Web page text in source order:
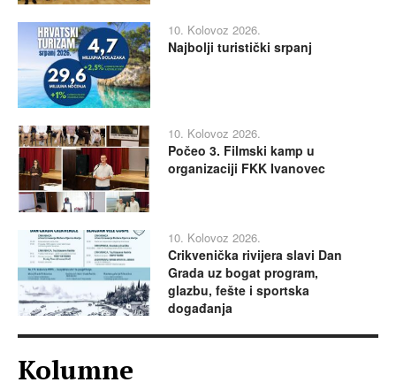
10. Kolovoz 2026.
Najbolji turistički srpanj
10. Kolovoz 2026.
Počeo 3. Filmski kamp u
organizaciji FKK Ivanovec
10. Kolovoz 2026.
Crikvenička rivijera slavi Dan
Grada uz bogat program,
glazbu, fešte i sportska
događanja
Kolumne